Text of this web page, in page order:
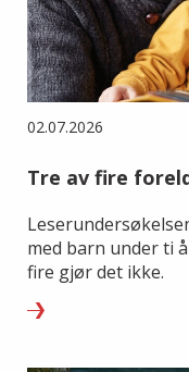
02.07.2026
Tre av fire
med barn under ti
fire gjør det ikke.